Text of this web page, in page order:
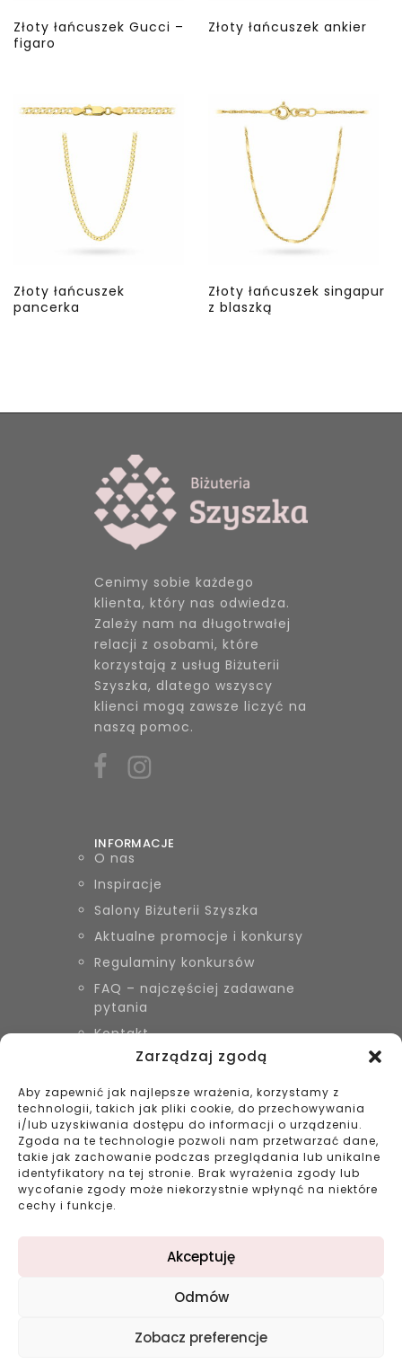
Zarządzaj zgodą
Aby zapewnić jak najlepsze wrażenia, korzystamy z
technologii, takich jak pliki cookie, do przechowywania
i/lub uzyskiwania dostępu do informacji o urządzeniu.
Zgoda na te technologie pozwoli nam przetwarzać dane,
takie jak zachowanie podczas przeglądania lub unikalne
identyfikatory na tej stronie. Brak wyrażenia zgody lub
wycofanie zgody może niekorzystnie wpłynąć na niektóre
cechy i funkcje.
Akceptuję
Odmów
Zobacz preferencje
Złoty łańcuszek Gucci –
figaro
Złoty łańcuszek ankier
Złoty łańcuszek
pancerka
Złoty łańcuszek singapur
z blaszką
Cenimy sobie każdego
klienta, który nas odwiedza.
Zależy nam na długotrwałej
relacji z osobami, które
korzystają z usług Biżuterii
Szyszka, dlatego wszyscy
klienci mogą zawsze liczyć na
naszą pomoc.
INFORMACJE
O nas
Inspiracje
Salony Biżuterii Szyszka
Aktualne promocje i konkursy
Regulaminy konkursów
FAQ – najczęściej zadawane
pytania
Kontakt
KONTAKT
Biżuteria Szyszka Sieradz,
Zduńska Wola, Łask
799 038 980
43 695 80 11
kontakt@bizuteriaszyszka.pl
Projekt: double-digital.pl